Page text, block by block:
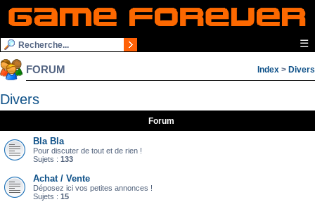
☰
FORUM Index > Divers
Divers
Forum
Bla Bla
Pour discuter de tout et de rien !
Sujets : 133
Achat / Vente
Déposez ici vos petites annonces !
Sujets : 15